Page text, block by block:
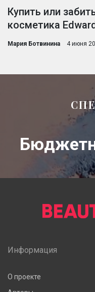
Купить или
косметика
Мария Ботвинина 4 июня
Информация
О проекте